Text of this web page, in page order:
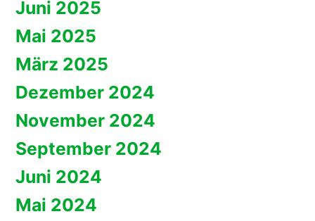
Juni 2025
Mai 2025
März 2025
Dezember 2024
November 2024
September 2024
Juni 2024
Mai 2024